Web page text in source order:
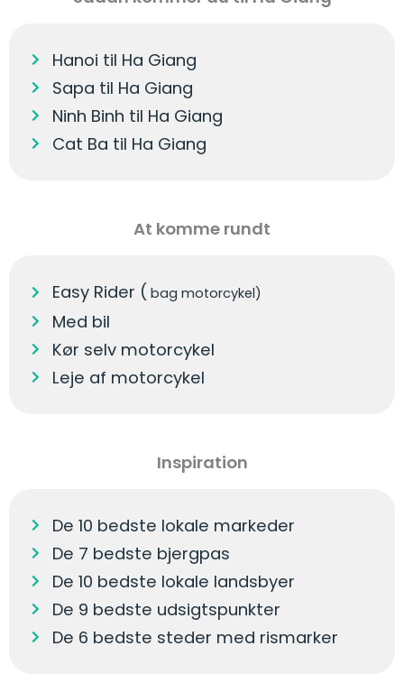
Hanoi til Ha Giang
Sapa til Ha Giang
Ninh Binh til Ha Giang
Cat Ba til Ha Giang
At komme rundt
Easy Rider ( bag motorcykel)
Med bil
Kør selv motorcykel
Leje af motorcykel
Inspiration
De 10 bedste lokale markeder
De 7 bedste bjergpas
De 10 bedste lokale landsbyer
De 9 bedste udsigtspunkter
De 6 bedste steder med rismarker